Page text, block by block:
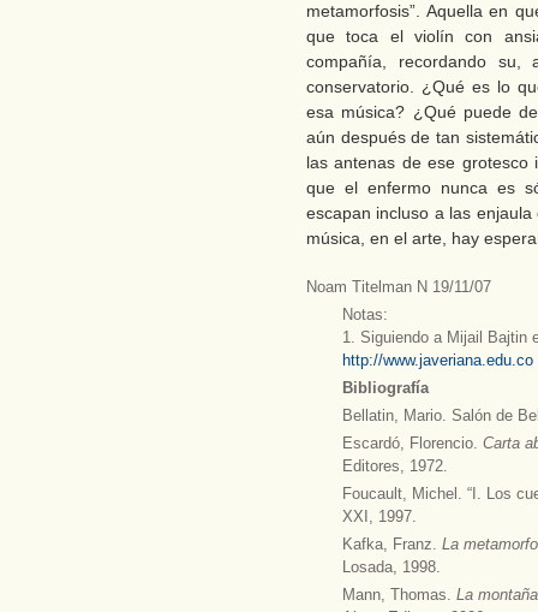
metamorfosis”. Aquella en
que toca el violín con
compañía, recordando su,
conservatorio. ¿Qué es lo
esa música? ¿Qué puede
aún después de tan
las antenas de ese grotesco
que el enfermo nunca es
escapan incluso a las
música, en el arte, hay
Noam Titelman N 19/11/07
Notas:
1. Siguiendo a Mijail Bajtin
http://www.javeriana.edu.co
Bibliografía
Bellatin, Mario. Salón de
Escardó, Florencio. Carta
Editores, 1972.
Foucault, Michel. “I. Los
XXI, 1997.
Kafka, Franz. La
Losada, 1998.
Mann, Thomas. La